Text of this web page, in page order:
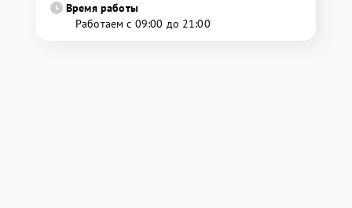
Время работы
Работаем с 09:00 до 21:00